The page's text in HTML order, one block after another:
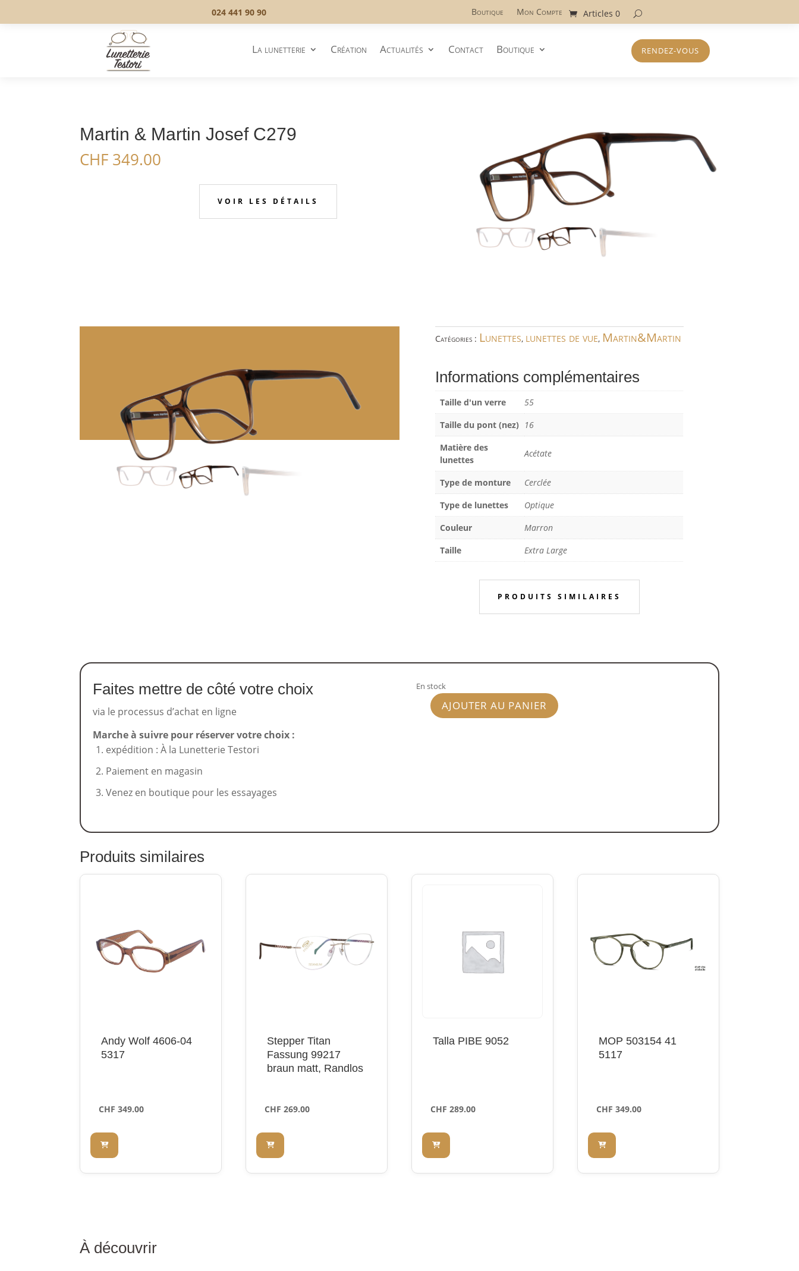
024 441 90 90 Boutique Mon Compte Articles 0
La lunetterie Création Actualités Contact Boutique RENDEZ-VOUS
Martin & Martin Josef C279
CHF 349.00
VOIR LES DÉTAILS
Catégories : Lunettes, lunettes de vue, Martin&Martin
Informations complémentaires
Taille d'un verre
55
Taille du pont (nez)
16
Matière des
lunettes
Acétate
Type de monture
Cerclée
Type de lunettes
Optique
Couleur
Marron
Taille
Extra Large
PRODUITS SIMILAIRES
Faites mettre de côté votre choix
via le processus d’achat en ligne
Marche à suivre pour réserver votre choix :
expédition : À la Lunetterie Testori
Paiement en magasin
Venez en boutique pour les essayages
En stock
quantitéAJOUTER AU PANIER
Produits similaires
Andy Wolf 4606-04
5317
CHF 349.00
Stepper Titan
Fassung 99217
braun matt, Randlos
CHF 269.00
Talla PIBE 9052
CHF 289.00
MOP 503154 41
5117
CHF 349.00
À découvrir